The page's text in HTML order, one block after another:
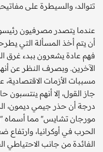
تتوالد، والسيطرة على
عندما يتصدر مصرفيون رئيسون
أن يتم أخذ المسألة التي
فهم عادة يشعرون ببدء غرق
الآخرين. وبصرف النظر عن
مسببات الأزمات الاقتصادية،
جاز القول، إلا أنهم ينتسبون
درجة أن حذر جيمي ديمون،
مورجان تشايس" مما أسماه
الحرب في أوكرانيا، وارتفاع
الفائدة من جانب الاحتياطي